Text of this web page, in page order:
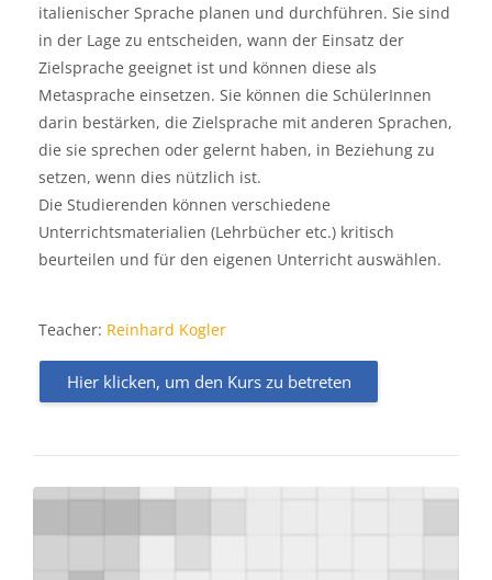
italienischer Sprache planen und durchführen. Sie sind
in der Lage zu entscheiden, wann der Einsatz der
Zielsprache geeignet ist und können diese als
Metasprache einsetzen. Sie können die SchülerInnen
darin bestärken, die Zielsprache mit anderen Sprachen,
die sie sprechen oder gelernt haben, in Beziehung zu
setzen, wenn dies nützlich ist.
Die Studierenden können verschiedene
Unterrichtsmaterialien (Lehrbücher etc.) kritisch
beurteilen und für den eigenen Unterricht auswählen.
Teacher: Reinhard Kogler
Hier klicken, um den Kurs zu betreten